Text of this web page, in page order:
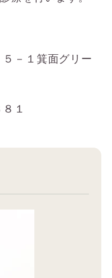
－１箕面グリー
１